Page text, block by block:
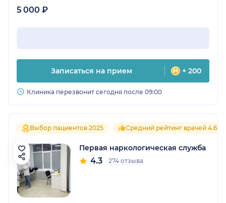
5 000 ₽
Записаться на прием + 200
Клиника перезвонит сегодня после 09:00
Выбор пациентов 2025 Средний рейтинг врачей 4.6
Первая наркологическая служба
4.3 274 отзыва